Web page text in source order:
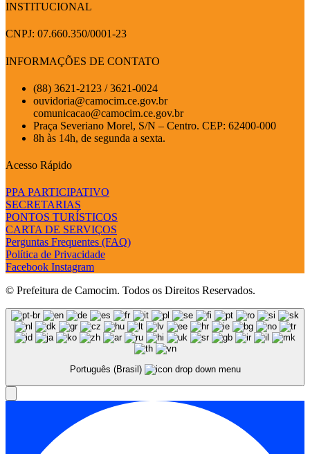
INSTITUCIONAL
CNPJ: 07.660.350/0001-23
INFORMAÇÕES DE CONTATO
(88) 3621-2123 / 3621-0024
ouvidoria@camocim.ce.gov.br
comunicacao@camocim.ce.gov.br
Praça Severiano Morel, S/N – Centro. CEP: 62400-000
8h às 14h, de segunda a sexta.
Acesso Rápido
PPA PARTICIPATIVO
SECRETARIAS
PONTOS TURÍSTICOS
CARTA DE SERVIÇOS
Perguntas Frequentes (FAQ)
Política de Privacidade
Facebook Instagram
© Prefeitura de Camocim. Todos os Direitos Reservados.
Português (Brasil)